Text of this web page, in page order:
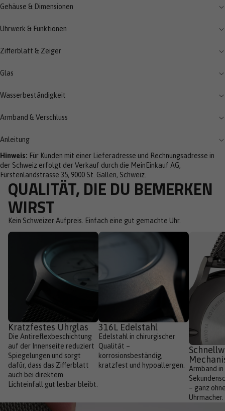
Gehäuse & Dimensionen
Uhrwerk & Funktionen
Zifferblatt & Zeiger
Glas
Wasserbeständigkeit
Armband & Verschluss
Anleitung
Hinweis: Für Kunden mit einer Lieferadresse und Rechnungsadresse in
der Schweiz erfolgt der Verkauf durch die MeinEinkauf AG,
Fürstenlandstrasse 35, 9000 St. Gallen, Schweiz.
QUALITÄT, DIE DU BEMERKEN
WIRST
Kein Schweizer Aufpreis. Einfach eine gut gemachte Uhr.
Kratzfestes Uhrglas
Die Antireflexbeschichtung
auf der Innenseite reduziert
Spiegelungen und sorgt
dafür, dass das Zifferblatt
auch bei direktem
Lichteinfall gut lesbar bleibt.
316L Edelstahl
Edelstahl in chirurgischer
Qualität –
korrosionsbeständig,
kratzfest und hypoallergen.
Armband in
– ganz
Uhrmacher.